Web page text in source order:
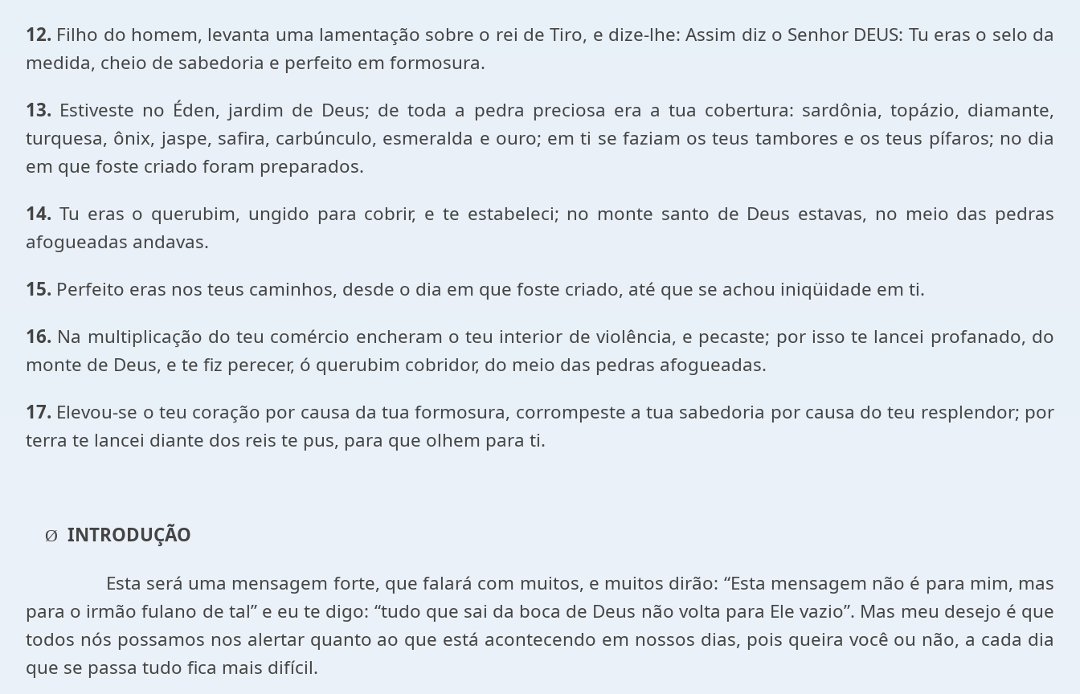
12. Filho do homem, levanta uma lamentação sobre o rei de Tiro, e dize-lhe: Assim diz o Senhor DEUS: Tu eras o selo da
medida, cheio de sabedoria e perfeito em formosura.
13. Estiveste no Éden, jardim de Deus; de toda a pedra preciosa era a tua cobertura: sardônia, topázio, diamante,
turquesa, ônix, jaspe, safira, carbúnculo, esmeralda e ouro; em ti se faziam os teus tambores e os teus pífaros; no dia
em que foste criado foram preparados.
14. Tu eras o querubim, ungido para cobrir, e te estabeleci; no monte santo de Deus estavas, no meio das pedras
afogueadas andavas.
15. Perfeito eras nos teus caminhos, desde o dia em que foste criado, até que se achou iniqüidade em ti.
16. Na multiplicação do teu comércio encheram o teu interior de violência, e pecaste; por isso te lancei profanado, do
monte de Deus, e te fiz perecer, ó querubim cobridor, do meio das pedras afogueadas.
17. Elevou-se o teu coração por causa da tua formosura, corrompeste a tua sabedoria por causa do teu resplendor; por
terra te lancei diante dos reis te pus, para que olhem para ti.
Ø INTRODUÇÃO
Esta será uma mensagem forte, que falará com muitos, e muitos dirão: “Esta mensagem não é para mim, mas
para o irmão fulano de tal” e eu te digo: “tudo que sai da boca de Deus não volta para Ele vazio”. Mas meu desejo é que
todos nós possamos nos alertar quanto ao que está acontecendo em nossos dias, pois queira você ou não, a cada dia
que se passa tudo fica mais difícil.